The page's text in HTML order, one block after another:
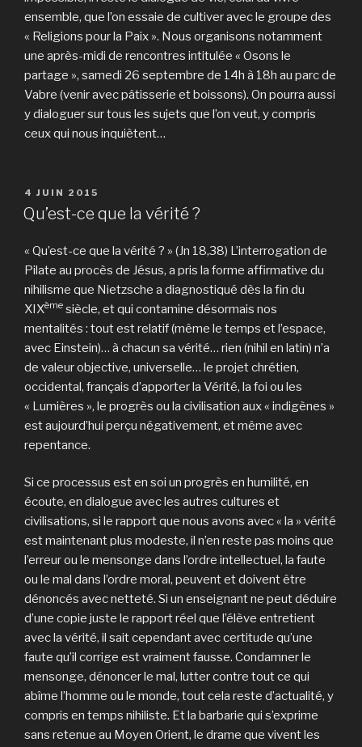
ensemble, que l’on essaie de cultiver avec le groupe des
« Religions pour la Paix ». Nous organisons notamment
une après-midi de rencontres intitulée « Osons le
partage », samedi 26 septembre de 14h à 18h au parc de
Vabre (venir avec pâtisserie et boissons). On pourra aussi
y dialoguer sur tous les sujets que l’on veut, y compris
ceux qui nous inquiètent…
PUBLIÉ
LE
4 JUIN 2015
Qu’est-ce que la vérité ?
« Qu’est-ce que la vérité ? » (Jn 18,38) L’interrogation de
Pilate au procès de Jésus, a pris la forme affirmative du
nihilisme que Nietzsche a diagnostiqué dès la fin du
XIXème siècle, et qui contamine désormais nos
mentalités : tout est relatif (même le temps et l’espace,
avec Einstein)… à chacun sa vérité… rien (nihil en latin) n’a
de valeur objective, universelle… le projet chrétien,
occidental, français d’apporter la Vérité, la foi ou les
« Lumières », le progrès ou la civilisation aux « indigènes »
est aujourd’hui perçu négativement, et même avec
repentance.
Si ce processus est en soi un progrès en humilité, en
écoute, en dialogue avec les autres cultures et
civilisations, si le rapport que nous avons avec « la » vérité
est maintenant plus modeste, il n’en reste pas moins que
l’erreur ou le mensonge dans l’ordre intellectuel, la faute
ou le mal dans l’ordre moral, peuvent et doivent être
dénoncés avec netteté. Si un enseignant ne peut déduire
d’une copie juste le rapport réel que l’élève entretient
avec la vérité, il sait cependant avec certitude qu’une
faute qu’il corrige est vraiment fausse. Condamner le
mensonge, dénoncer le mal, lutter contre tout ce qui
abîme l’homme ou le monde, tout cela reste d’actualité, y
compris en temps nihiliste. Et la barbarie qui s’exprime
sans retenue au Moyen Orient, le drame que vivent les